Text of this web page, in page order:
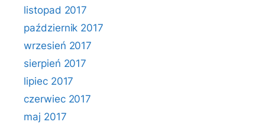
listopad 2017
październik 2017
wrzesień 2017
sierpień 2017
lipiec 2017
czerwiec 2017
maj 2017